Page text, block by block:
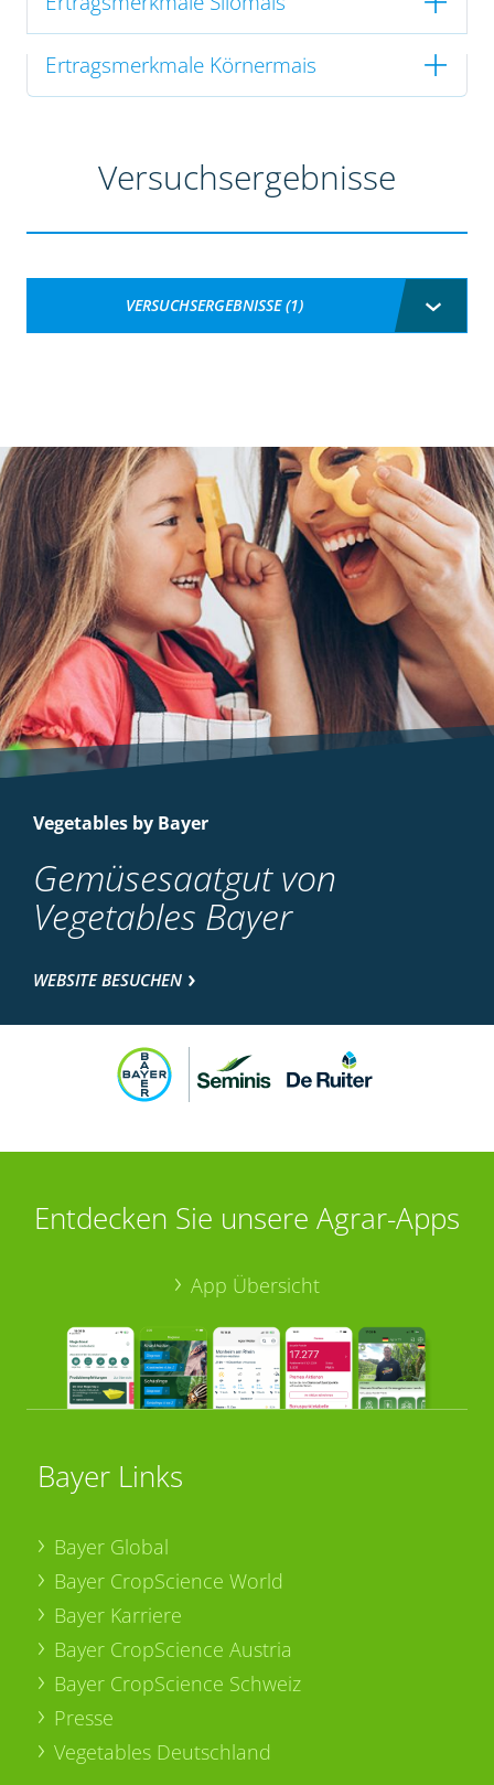
Ertragsmerkmale Körnermais
Versuchsergebnisse
VERSUCHSERGEBNISSE (1)
Vegetables by Bayer
Gemüsesaatgut von
Vegetables Bayer
WEBSITE BESUCHEN
Entdecken Sie unsere Agrar-Apps
App Übersicht
Bayer Links
Bayer Global
Bayer CropScience World
Bayer Karriere
Bayer CropScience Austria
Bayer CropScience Schweiz
Presse
Vegetables Deutschland